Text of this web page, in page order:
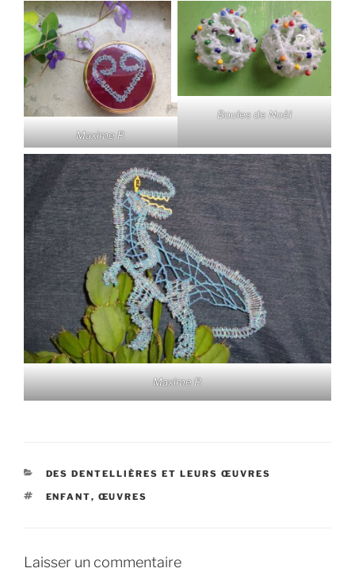
Maxime P.
Boules de Noël
Maxime P.
CATÉGORIES
DES DENTELLIÈRES ET LEURS ŒUVRES
ÉTIQUETTES
ENFANT, ŒUVRES
Laisser un commentaire